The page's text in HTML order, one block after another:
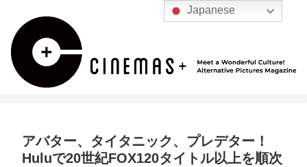
アバター、タイタニック、プレデター！
Huluで20世紀FOX120タイトル以上を順次
Japanese